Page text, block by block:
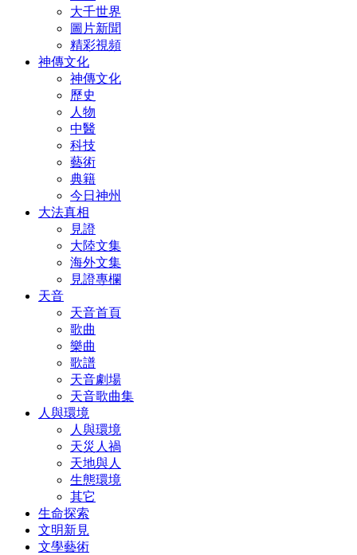
大千世界
圖片新聞
精彩視頻
神傳文化
神傳文化
歷史
人物
中醫
科技
藝術
典籍
今日神州
大法真相
見證
大陸文集
海外文集
見證專欄
天音
天音首頁
歌曲
樂曲
歌譜
天音劇場
天音歌曲集
人與環境
人與環境
天災人禍
天地與人
生態環境
其它
生命探索
文明新見
文學藝術